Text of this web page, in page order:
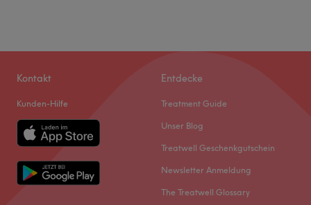
Kontakt
Kunden-Hilfe
Entdecke
Treatment Guide
Unser Blog
Treatwell Geschenkgutschein
Newsletter Anmeldung
The Treatwell Glossary